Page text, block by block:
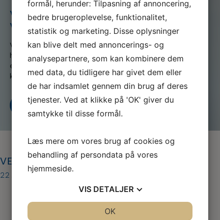
VET-01-skinne-kan-give-allergi-
Vet-Lite
Vi er en del af serviceforbundet og er til for at
hjælpe dig når du er i tvivl, skal skal godt videre
eller søger nyt, både som din fagforening og A-
kasse
Kontakt os Bliv medlem i dag
VET-01-skinne-kan-give-allergi-Vet-Lite
22. feb 2021
formål, herunder: Tilpasning af annoncering,
bedre brugeroplevelse, funktionalitet,
statistik og marketing. Disse oplysninger
kan blive delt med annoncerings- og
analysepartnere, som kan kombinere dem
med data, du tidligere har givet dem eller
de har indsamlet gennem din brug af deres
tjenester. Ved at klikke på 'OK' giver du
samtykke til disse formål.
Læs mere om vores brug af cookies og
behandling af persondata på vores
hjemmeside.
VIS DETALJER
OK